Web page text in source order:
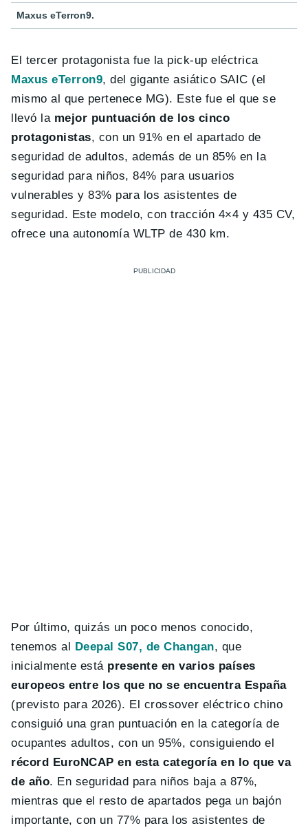
Maxus eTerron9.
El tercer protagonista fue la pick-up eléctrica
Maxus eTerron9, del gigante asiático SAIC (el
mismo al que pertenece MG). Este fue el que se
llevó la mejor puntuación de los cinco
protagonistas, con un 91% en el apartado de
seguridad de adultos, además de un 85% en la
seguridad para niños, 84% para usuarios
vulnerables y 83% para los asistentes de
seguridad. Este modelo, con tracción 4×4 y 435 CV,
ofrece una autonomía WLTP de 430 km.
Por último, quizás un poco menos conocido,
tenemos al
Deepal S07, de Changan, que
inicialmente está presente en varios países
europeos entre los que no se encuentra España
(previsto para 2026). El crossover eléctrico chino
consiguió una gran puntuación en la categoría de
ocupantes adultos, con un 95%, consiguiendo el
récord EuroNCAP en esta categoría en lo que va
de año. En seguridad para niños baja a 87%,
mientras que el resto de apartados pega un bajón
importante, con un 77% para los asistentes de